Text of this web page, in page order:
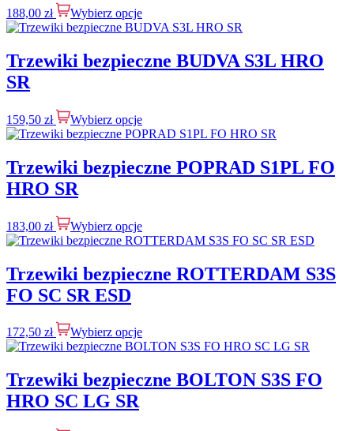
188,00 zł Wybierz opcje
Trzewiki bezpieczne BUDVA S3L HRO
SR
159,50 zł Wybierz opcje
Trzewiki bezpieczne POPRAD S1PL FO
HRO SR
183,00 zł Wybierz opcje
Trzewiki bezpieczne ROTTERDAM S3S
FO SC SR ESD
172,50 zł Wybierz opcje
Trzewiki bezpieczne BOLTON S3S FO
HRO SC LG SR